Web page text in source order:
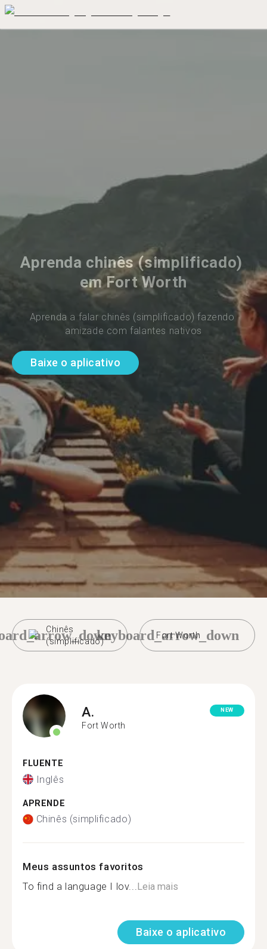
Aprenda chinês (simplificado)
em Fort Worth
Aprenda a falar chinês (simplificado) fazendo
amizade com falantes nativos
Baixe o aplicativo
Chinês
(simplificado)
Fort Worth
keyboard_arrow_down
A.
Fort Worth
NEW
FLUENTE
Inglês
APRENDE
Chinês (simplificado)
Meus assuntos favoritos
To find a language I lov...Leia mais
Baixe o aplicativo